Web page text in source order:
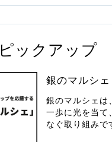
ピックアップ
銀のマルシェ
銀のマルシェは
一歩に光を当て
なぐ取り組みで